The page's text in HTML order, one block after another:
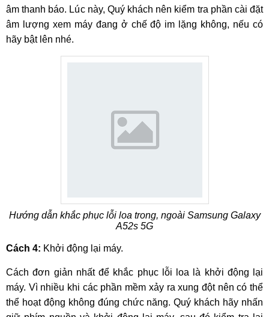
âm thanh báo. Lúc này, Quý khách nên kiểm tra phần cài đặt
âm lượng xem máy đang ở chế độ im lặng không, nếu có
hãy bật lên nhé.
Hướng dẫn khắc phục lỗi loa trong, ngoài Samsung Galaxy
A52s 5G
Cách 4: Khởi động lại máy.
Cách đơn giản nhất để khắc phục lỗi loa là khởi động lại
máy. Vì nhiều khi các phần mềm xảy ra xung đột nên có thể
thể hoạt động không đúng chức năng. Quý khách hãy nhấn